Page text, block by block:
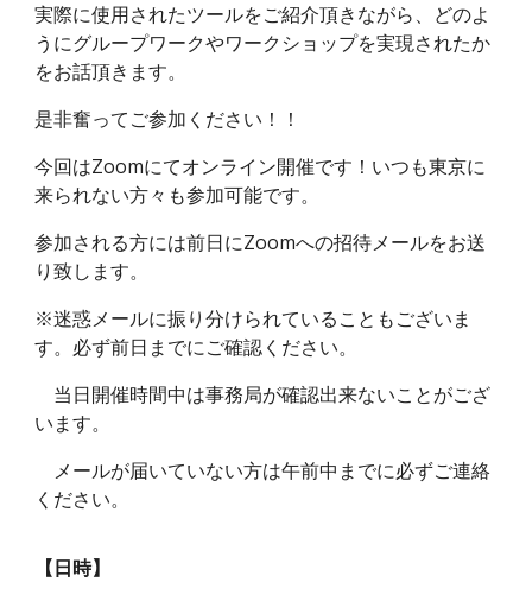
実際に使用されたツールをご紹介頂きながら、どのよ
うにグループワークやワークショップを実現されたか
をお話頂きます。
是非奮ってご参加ください！！
今回はZoomにてオンライン開催です！いつも東京に
来られない方々も参加可能です。
参加される方には前日にZoomへの招待メールをお送
り致します。
※迷惑メールに振り分けられていることもございま
す。必ず前日までにご確認ください。
当日開催時間中は事務局が確認出来ないことがござ
います。
メールが届いていない方は午前中までに必ずご連絡
ください。
【日時】